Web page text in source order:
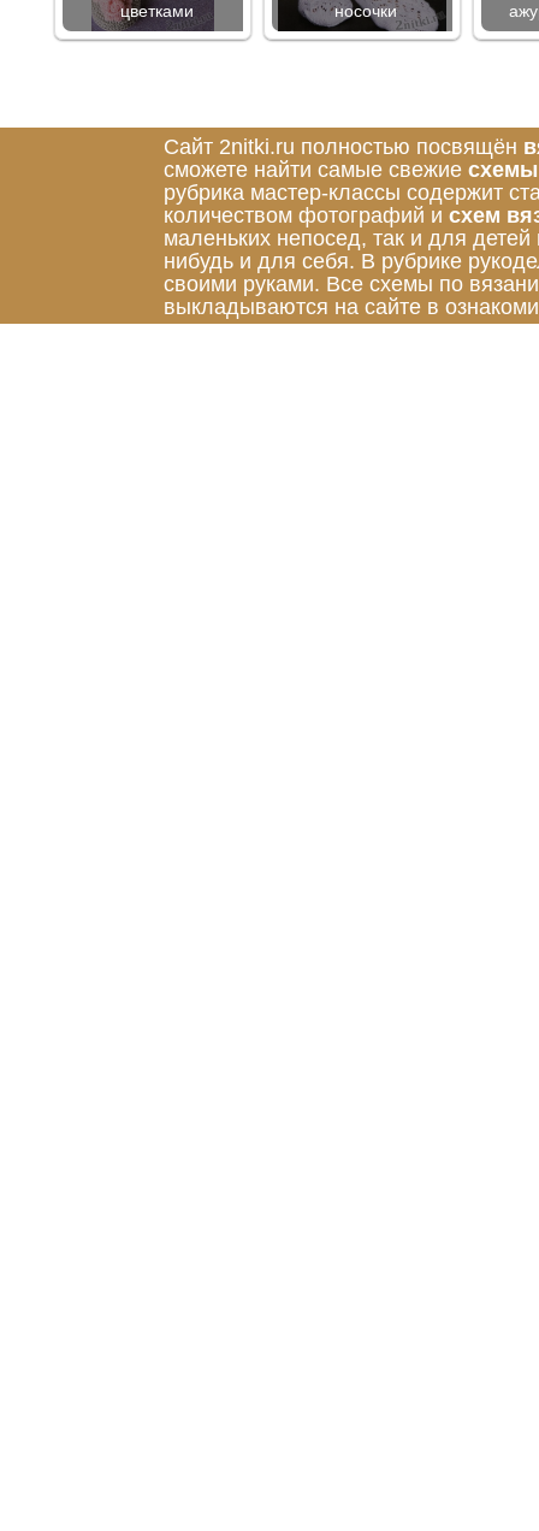
цветками
носочки
Сайт 2nitki.ru полностью посвящён
сможете найти самые свежие схемы
рубрика мастер-классы содержит
количеством фотографий и схем
маленьких непосед, так и для
нибудь и для себя. В рубрике
своими руками. Все схемы по
выкладываются на сайте в